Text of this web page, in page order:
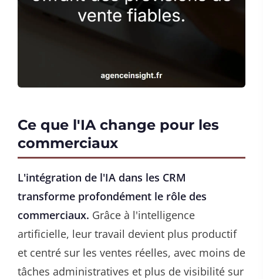
Ce que l'IA change pour les
commerciaux
L'intégration de l'IA dans les CRM
transforme profondément le rôle des
commerciaux. Grâce à l'intelligence
artificielle, leur travail devient plus productif
et centré sur les ventes réelles, avec moins de
tâches administratives et plus de visibilité sur